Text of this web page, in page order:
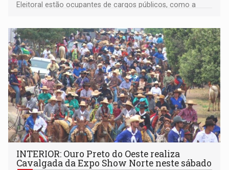
Eleitoral estão ocupantes de cargos públicos, como a
Pedro Geovar (PP) e a vice-prefeita Magna dos Anjos
(NOVO)
INTERIOR: Ouro Preto do Oeste realiza
Cavalgada da Expo Show Norte neste sábado